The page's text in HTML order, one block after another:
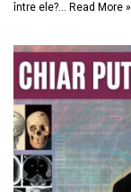
între ele?… Read More »